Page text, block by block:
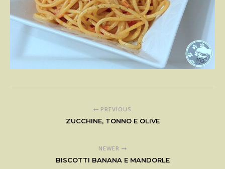
PREVIOUS
ZUCCHINE, TONNO E OLIVE
NEWER
BISCOTTI BANANA E MANDORLE